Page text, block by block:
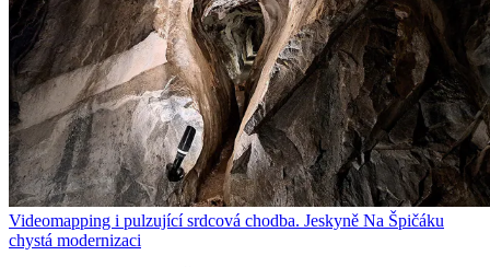
Videomapping i pulzující srdcová chodba. Jeskyně Na Špičáku
chystá modernizaci